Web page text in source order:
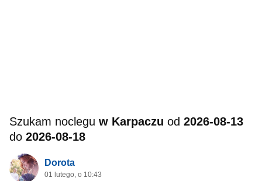
Szukam noclegu w Karpaczu od 2026-08-13
do 2026-08-18
Dorota
01 lutego, o 10:43